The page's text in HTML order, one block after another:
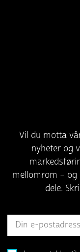
Vil du motta
nyheter og
mellomrom – og
dele.